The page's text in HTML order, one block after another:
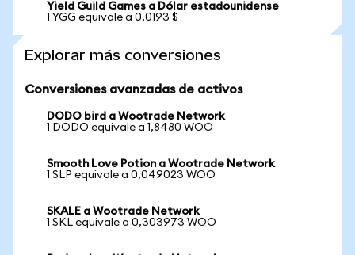
Yield Guild Games a Dólar estadounidense
1 YGG equivale a 0,0193 $
Explorar más conversiones
Conversiones avanzadas de activos
DODO bird a Wootrade Network
1 DODO equivale a 1,8480 WOO
Smooth Love Potion a Wootrade Network
1 SLP equivale a 0,049023 WOO
SKALE a Wootrade Network
1 SKL equivale a 0,303973 WOO